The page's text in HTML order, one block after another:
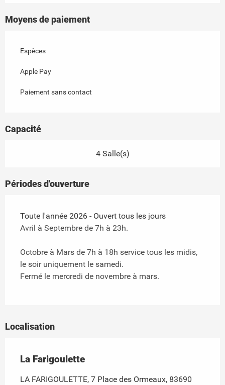
Moyens de paiement
Espèces
Apple Pay
Paiement sans contact
Capacité
4 Salle(s)
Périodes d'ouverture
Toute l'année 2026 - Ouvert tous les jours
Avril à Septembre de 7h à 23h.
Octobre à Mars de 7h à 18h service tous les midis,
le soir uniquement le samedi.
Fermé le mercredi de novembre à mars.
Localisation
La Farigoulette
LA FARIGOULETTE, 7 Place des Ormeaux, 83690